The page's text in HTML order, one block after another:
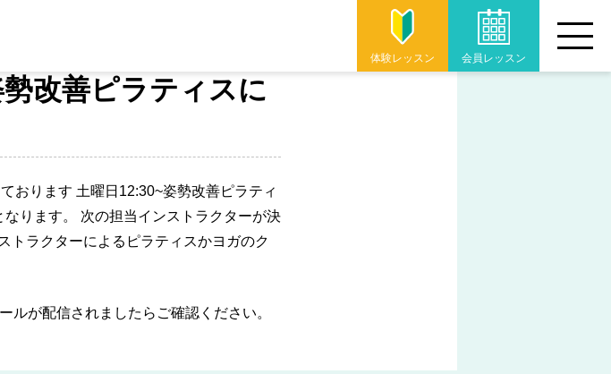
体験レッスン 会員レッスン
勢改善ピラティスに
おります 土曜日12:30~姿勢改善ピラティ
ります。 次の担当インストラクターが決
トラクターによるピラティスかヨガのク
が配信されましたらご確認ください。